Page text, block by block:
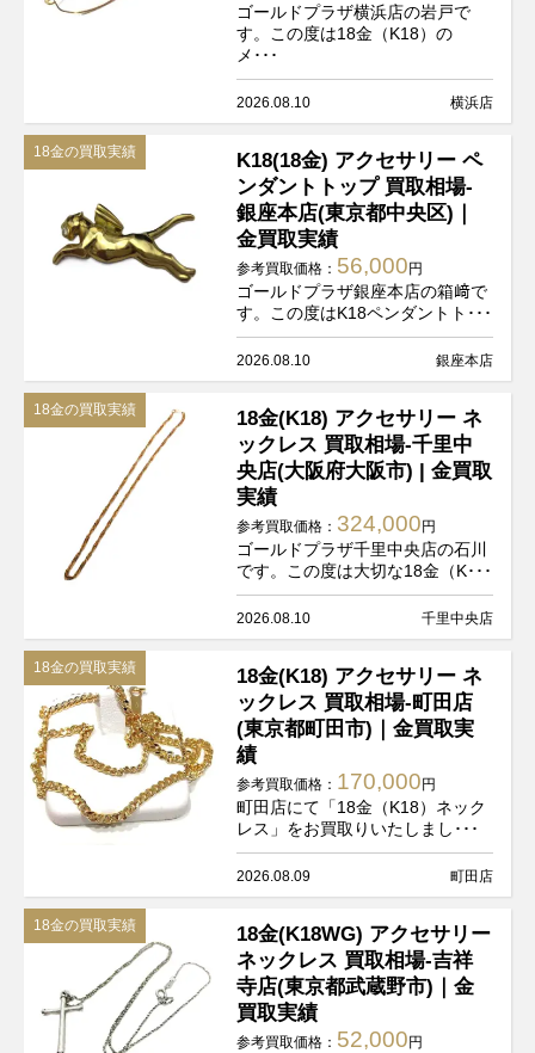
ゴールドプラザ横浜店の岩戸で
す。この度は18金（K18）の
メ･･･
2026.08.10 横浜店
18金の買取実績
K18(18金) アクセサリー ペ
ンダントトップ 買取相場-
銀座本店(東京都中央区)｜
金買取実績
参考買取価格： 56,000円
ゴールドプラザ銀座本店の箱﨑で
す。この度はK18ペンダントト･･･
2026.08.10 銀座本店
18金の買取実績
18金(K18) アクセサリー ネ
ックレス 買取相場-千里中
央店(大阪府大阪市) | 金買取
実績
参考買取価格： 324,000円
ゴールドプラザ千里中央店の石川
です。この度は大切な18金（K･･･
2026.08.10 千里中央店
18金の買取実績
18金(K18) アクセサリー ネ
ックレス 買取相場-町田店
(東京都町田市)｜金買取実
績
参考買取価格： 170,000円
町田店にて「18金（K18）ネック
レス」をお買取りいたしまし･･･
2026.08.09 町田店
18金の買取実績
18金(K18WG) アクセサリー
ネックレス 買取相場-吉祥
寺店(東京都武蔵野市)｜金
買取実績
参考買取価格： 52,000円